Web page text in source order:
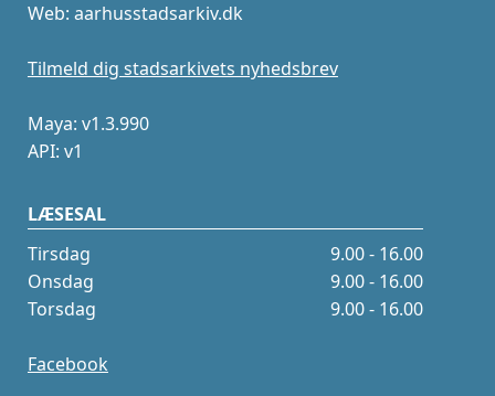
Web: aarhusstadsarkiv.dk
Tilmeld dig stadsarkivets nyhedsbrev
Maya: v1.3.990
API: v1
LÆSESAL
Tirsdag
9.00 - 16.00
Onsdag
9.00 - 16.00
Torsdag
9.00 - 16.00
Facebook